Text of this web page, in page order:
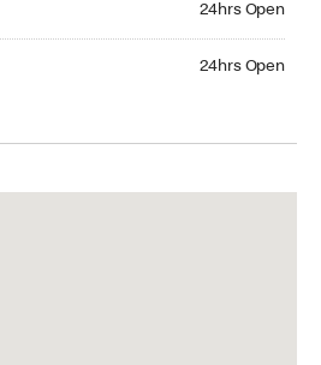
24hrs Open
24hrs Open